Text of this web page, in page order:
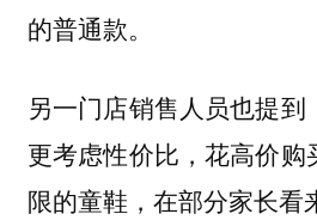
的普通款。
另一门店销售人员也提
更考虑性价比，花高价
限的童鞋，在部分家长看